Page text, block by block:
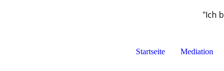
"Ich
Startseite Mediation